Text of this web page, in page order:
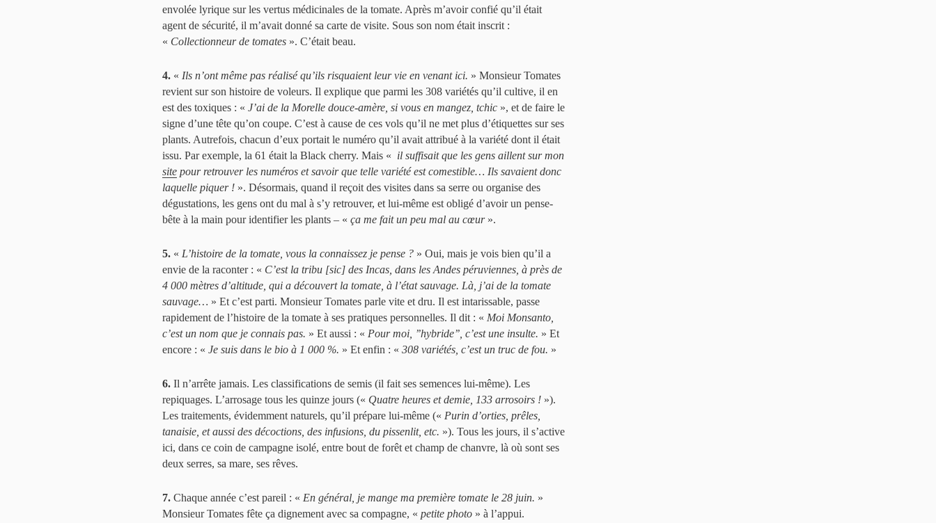
envolée lyrique sur les vertus médicinales de la tomate. Après m’avoir confié qu’il était
agent de sécurité, il m’avait donné sa carte de visite. Sous son nom était inscrit :
« Collectionneur de tomates ». C’était beau.
4. « Ils n’ont même pas réalisé qu’ils risquaient leur vie en venant ici. » Monsieur Tomates
revient sur son histoire de voleurs. Il explique que parmi les 308 variétés qu’il cultive, il en
est des toxiques : « J’ai de la Morelle douce-amère, si vous en mangez, tchic », et de faire le
signe d’une tête qu’on coupe. C’est à cause de ces vols qu’il ne met plus d’étiquettes sur ses
plants. Autrefois, chacun d’eux portait le numéro qu’il avait attribué à la variété dont il était
issu. Par exemple, la 61 était la Black cherry. Mais « il suffisait que les gens aillent sur mon
site pour retrouver les numéros et savoir que telle variété est comestible… Ils savaient donc
laquelle piquer ! ». Désormais, quand il reçoit des visites dans sa serre ou organise des
dégustations, les gens ont du mal à s’y retrouver, et lui-même est obligé d’avoir un pense-
bête à la main pour identifier les plants – « ça me fait un peu mal au cœur».
5. « L’histoire de la tomate, vous la connaissez je pense ? » Oui, mais je vois bien qu’il a
envie de la raconter : « C’est la tribu [sic] des Incas, dans les Andes péruviennes, à près de
4 000 mètres d’altitude, qui a découvert la tomate, à l’état sauvage. Là, j’ai de la tomate
sauvage… » Et c’est parti. Monsieur Tomates parle vite et dru. Il est intarissable, passe
rapidement de l’histoire de la tomate à ses pratiques personnelles. Il dit : « Moi Monsanto,
c’est un nom que je connais pas. » Et aussi : « Pour moi, ’’hybride’’, c’est une insulte. » Et
encore : « Je suis dans le bio à 1 000 %. » Et enfin : « 308 variétés, c’est un truc de fou. »
6. Il n’arrête jamais. Les classifications de semis (il fait ses semences lui-même). Les
repiquages. L’arrosage tous les quinze jours (« Quatre heures et demie, 133 arrosoirs ! »).
Les traitements, évidemment naturels, qu’il prépare lui-même (« Purin d’orties, prêles,
tanaisie, et aussi des décoctions, des infusions, du pissenlit, etc. »). Tous les jours, il s’active
ici, dans ce coin de campagne isolé, entre bout de forêt et champ de chanvre, là où sont ses
deux serres, sa mare, ses rêves.
7. Chaque année c’est pareil : « En général, je mange ma première tomate le 28 juin. »
Monsieur Tomates fête ça dignement avec sa compagne, « petite photo » à l’appui.